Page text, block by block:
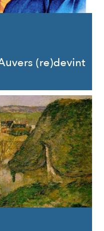
(re)devint